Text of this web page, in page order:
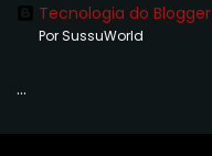
Tecnologia do Blogger
Por SussuWorld
...